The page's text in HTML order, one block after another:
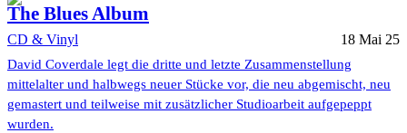
The Blues Album
CD & Vinyl 18 Mai 25
David Coverdale legt die dritte und letzte Zusammenstellung
mittelalter und halbwegs neuer Stücke vor, die neu abgemischt, neu
gemastert und teilweise mit zusätzlicher Studioarbeit aufgepeppt
wurden.